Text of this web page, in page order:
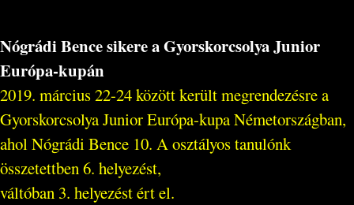
Nógrádi Bence sikere a Gyorskorcsolya Junior
Európa-kupán
2019. március 22-24 között került megrendezésre a
Gyorskorcsolya Junior Európa-kupa Németországban,
ahol Nógrádi Bence 10. A osztályos tanulónk
összetettben 6. helyezést,
váltóban 3. helyezést ért el.